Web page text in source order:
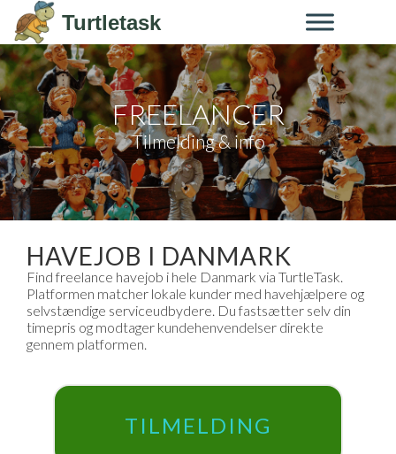
Skip to contentTurtletask
FREELANCER
Tilmelding & info
HAVEJOB I DANMARK
Find freelance havejob i hele Danmark via TurtleTask.
Platformen matcher lokale kunder med havehjælpere og
selvstændige serviceudbydere. Du fastsætter selv din
timepris og modtager kundehenvendelser direkte
gennem platformen.
TILMELDING